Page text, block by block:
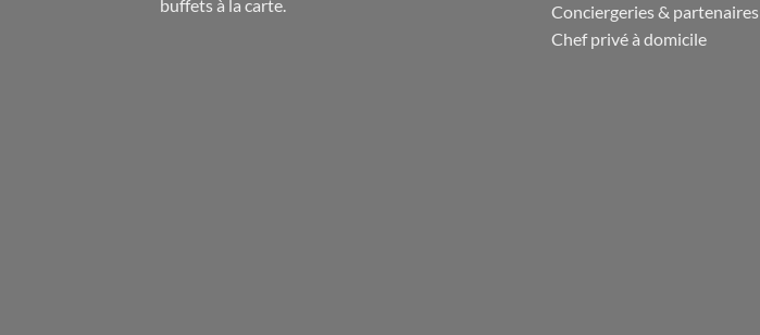
buffetsà la carte.
Conciergeries & partenaires
Chef privé à domicile